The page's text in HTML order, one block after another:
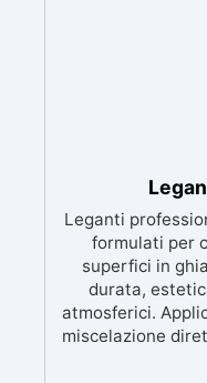
Leganti
formulati per
superfici in
durata,
atmosferici.
miscelazione
posa facilitata